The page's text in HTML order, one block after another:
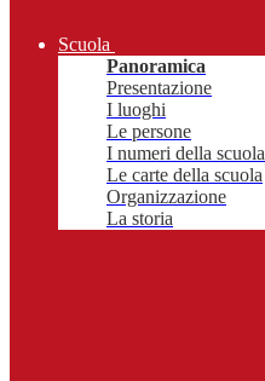
Scuola
Panoramica
Presentazione
I luoghi
Le persone
I numeri della scuola
Le carte della scuola
Organizzazione
La storia